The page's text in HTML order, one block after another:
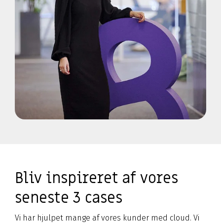
Bliv inspireret af vores
seneste 3 cases
Vi har hjulpet mange af vores kunder med cloud. Vi